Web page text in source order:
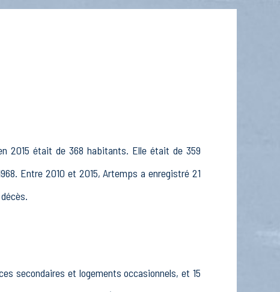
2015 était de 368 habitants. Elle était de 359
Entre 2010 et 2015, Artemps a enregistré 21
secondaires et logements occasionnels, et 15